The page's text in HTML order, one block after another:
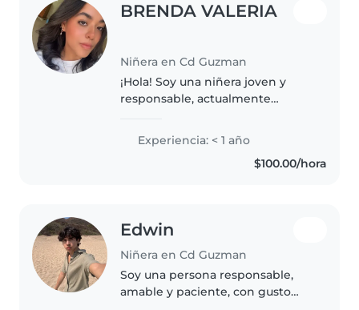
BRENDA VALERIA
Niñera en Cd Guzman
¡Hola! Soy una niñera joven y
responsable, actualmente
Aunque no tengo experiencia
previa, estoy certificada en
primeros auxilios y me encanta
Experiencia: < 1 año
$100.00/hora
Edwin
Niñera en Cd Guzman
Soy una persona responsable,
amable y paciente, con gusto